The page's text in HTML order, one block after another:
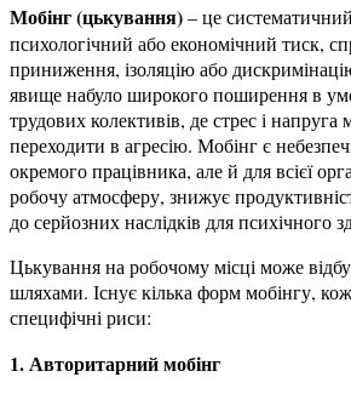
Мобінг (цькування)– це
психологічний або економічний тиск,
приниження, ізоляцію або
явище набуло широкого поширення в
трудових колективів, де стрес і напруга
переходити в агресію. Мобінг є
окремого працівника, але й для всієї
робочу атмосферу, знижує
до серйозних наслідків для психічного
Цькування на робочому місці може
шляхами. Існує кілька форм мобінгу,
специфічні риси:
1. Авторитарний мобінг